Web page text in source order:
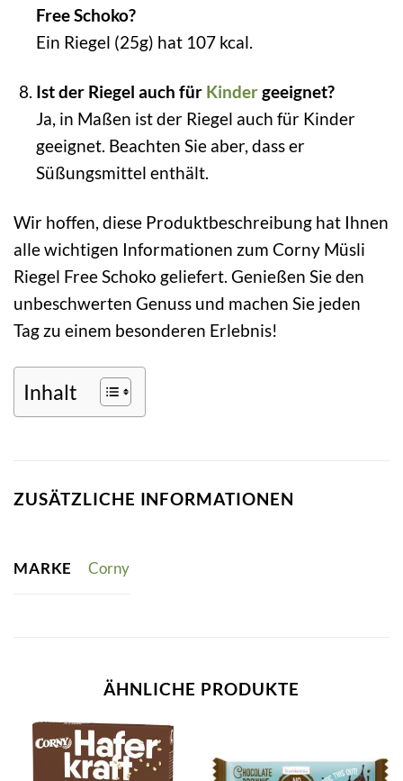
Free Schoko?
Ein Riegel (25g) hat 107 kcal.
Ist der Riegel auch für Kindergeeignet?
Ja, in Maßen ist der Riegel auch für Kinder
geeignet. Beachten Sie aber, dass er
Süßungsmittel enthält.
Wir hoffen, diese Produktbeschreibung hat Ihnen
alle wichtigen Informationen zum Corny Müsli
Riegel Free Schoko geliefert. Genießen Sie den
unbeschwerten Genuss und machen Sie jeden
Tag zu einem besonderen Erlebnis!
Inhalt
ZUSÄTZLICHE INFORMATIONEN
MARKE Corny
ÄHNLICHE PRODUKTE